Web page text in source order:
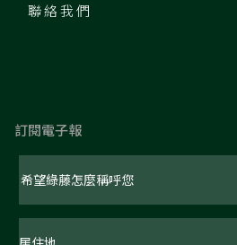
聯絡我們
訂閱電子報